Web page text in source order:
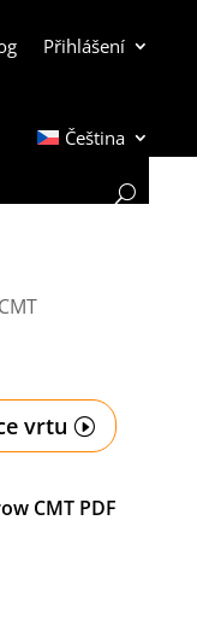
Přihlášení
Čeština
vrtu
CMT PDF